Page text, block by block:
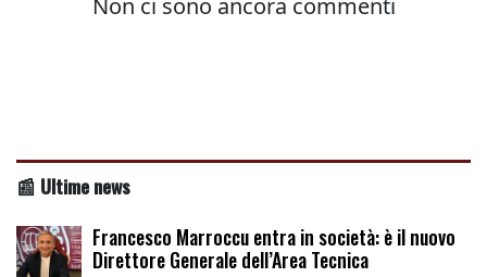
📰 Ultime news
Francesco Marroccu entra in società: è il nuovo
Direttore Generale dell’Area Tecnica